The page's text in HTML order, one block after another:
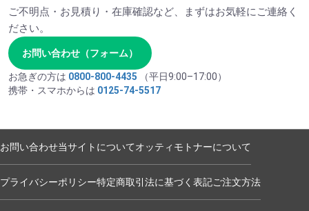
ご不明点・お見積り・在庫確認など、まずはお気軽にご連絡く
ださい。
お問い合わせ（フォーム）
お急ぎの方は 0800-800-4435 （平日9:00–17:00）
携帯・スマホからは 0125-74-5517
お問い合わせ当サイトについてオッティモトナーについて
プライバシーポリシー特定商取引法に基づく表記ご注文方法